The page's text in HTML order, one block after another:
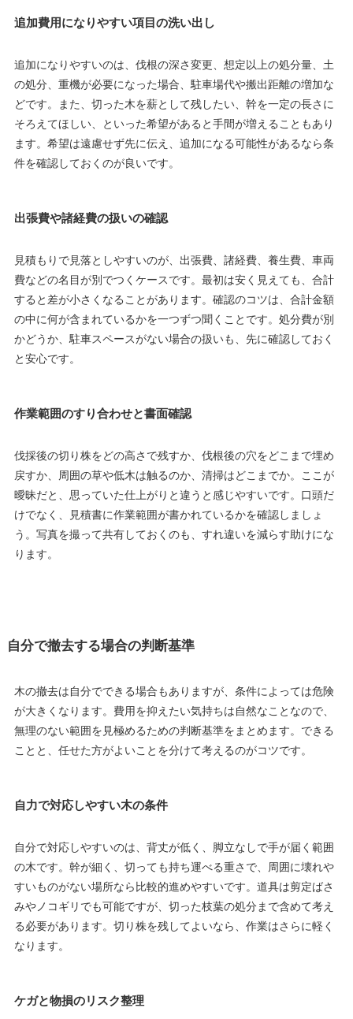
追加費用になりやすい項目の洗い出し
追加になりやすいのは、伐根の深さ変更、想定以上の処分量、土
の処分、重機が必要になった場合、駐車場代や搬出距離の増加な
どです。また、切った木を薪として残したい、幹を一定の長さに
そろえてほしい、といった希望があると手間が増えることもあり
ます。希望は遠慮せず先に伝え、追加になる可能性があるなら条
件を確認しておくのが良いです。
出張費や諸経費の扱いの確認
見積もりで見落としやすいのが、出張費、諸経費、養生費、車両
費などの名目が別でつくケースです。最初は安く見えても、合計
すると差が小さくなることがあります。確認のコツは、合計金額
の中に何が含まれているかを一つずつ聞くことです。処分費が別
かどうか、駐車スペースがない場合の扱いも、先に確認しておく
と安心です。
作業範囲のすり合わせと書面確認
伐採後の切り株をどの高さで残すか、伐根後の穴をどこまで埋め
戻すか、周囲の草や低木は触るのか、清掃はどこまでか。ここが
曖昧だと、思っていた仕上がりと違うと感じやすいです。口頭だ
けでなく、見積書に作業範囲が書かれているかを確認しましょ
う。写真を撮って共有しておくのも、すれ違いを減らす助けにな
ります。
自分で撤去する場合の判断基準
木の撤去は自分でできる場合もありますが、条件によっては危険
が大きくなります。費用を抑えたい気持ちは自然なことなので、
無理のない範囲を見極めるための判断基準をまとめます。できる
ことと、任せた方がよいことを分けて考えるのがコツです。
自力で対応しやすい木の条件
自分で対応しやすいのは、背丈が低く、脚立なしで手が届く範囲
の木です。幹が細く、切っても持ち運べる重さで、周囲に壊れや
すいものがない場所なら比較的進めやすいです。道具は剪定ばさ
みやノコギリでも可能ですが、切った枝葉の処分まで含めて考え
る必要があります。切り株を残してよいなら、作業はさらに軽く
なります。
ケガと物損のリスク整理